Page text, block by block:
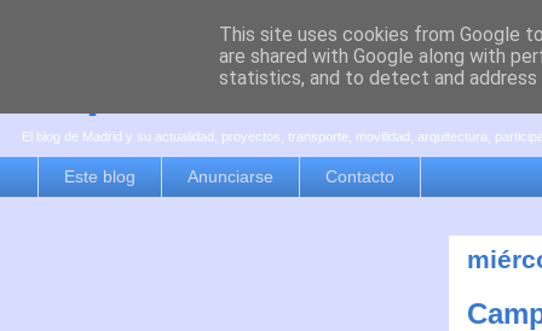
es por madrid
El blog de Madrid y su actualidad, proyectos, transporte, movilidad, arquitectura,
Este blog Anunciarse Contacto
This site uses cookies from Google
are shared with Google along with
statistics, and to detect and address